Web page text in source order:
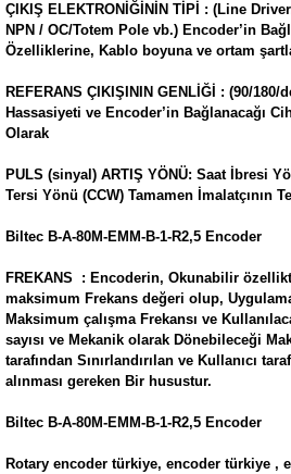
ÇIKIŞ ELEKTRONİĞİNİN TİPİ : (Line
NPN / OC/Totem Pole vb.) Encoder’in
Özelliklerine, Kablo boyuna ve ortam
REFERANS ÇIKIŞININ GENLİĞİ : (90/180/
Hassasiyeti ve Encoder’in Bağlanacağı
Olarak
PULS (sinyal) ARTIŞ YÖNÜ: Saat İbresi
Tersi Yönü (CCW) Tamamen İmalatçının
Biltec B-A-80M-EMM-B-1-R2,5 Encoder
FREKANS : Encoderin, Okunabilir
maksimum Frekans değeri olup,
Maksimum çalışma Frekansı ve
sayısı ve Mekanik olarak Dönebileceği
tarafından Sınırlandırılan ve Kullanıcı
alınması gereken Bir husustur.
Biltec B-A-80M-EMM-B-1-R2,5 Encoder
Rotary encoder türkiye, encoder türkiye ,